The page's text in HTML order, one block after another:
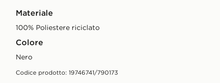
Materiale
100% Poliestere riciclato
Colore
nero
Codice prodotto: 19746741/790173